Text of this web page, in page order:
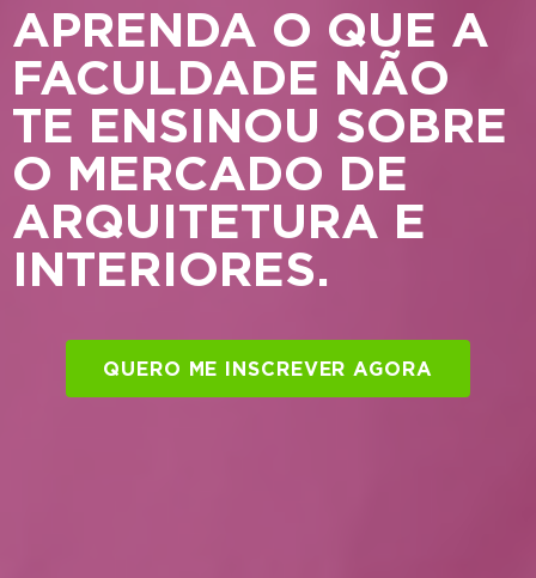
APRENDA O QUE A
FACULDADE NÃO
TE ENSINOU SOBRE
O MERCADO DE
ARQUITETURA E
INTERIORES.
QUERO ME INSCREVER AGORA